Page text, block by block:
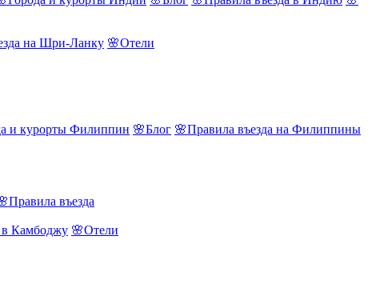
на Шри-Ланку 🌸Отели
и курорты Филиппин 🌸Блог 🌸Правила въезда на Филиппины
въезда
в Камбоджу 🌸Отели